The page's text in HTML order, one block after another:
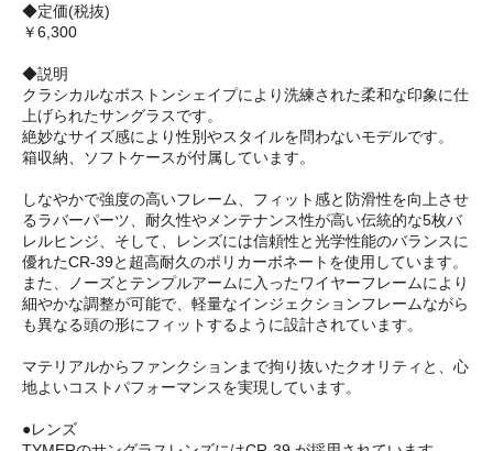
◆定価(税抜)
￥6,300
◆説明
クラシカルなボストンシェイプにより洗練された柔和な印象に仕
上げられたサングラスです。
絶妙なサイズ感により性別やスタイルを問わないモデルです。
箱収納、ソフトケースが付属しています。
しなやかで強度の高いフレーム、フィット感と防滑性を向上させ
るラバーパーツ、耐久性やメンテナンス性が高い伝統的な5枚バ
レルヒンジ、そして、レンズには信頼性と光学性能のバランスに
優れたCR-39と超高耐久のポリカーボネートを使用しています。
また、ノーズとテンプルアームに入ったワイヤーフレームにより
細やかな調整が可能で、軽量なインジェクションフレームながら
も異なる頭の形にフィットするように設計されています。
マテリアルからファンクションまで拘り抜いたクオリティと、心
地よいコストパフォーマンスを実現しています。
●レンズ